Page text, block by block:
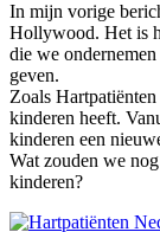
In mijn vorige
Hollywood. Het is
die we
geven.
Zoals
kinderen heeft.
kinderen een
Wat zouden we
kinderen?